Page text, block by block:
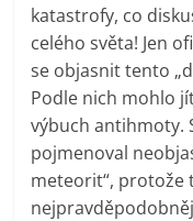
katastrofy, co
celého světa! Jen
se objasnit tento
Podle nich mohlo
výbuch antihmoty.
pojmenoval
meteorit“, protože